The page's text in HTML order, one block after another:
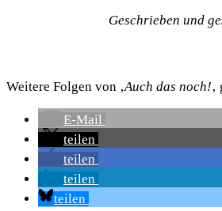
Geschrieben und
Weitere Folgen von ‚Auch das noch!‚
E-Mail
teilen
teilen
teilen
teilen